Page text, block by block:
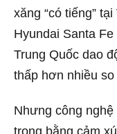
xăng “có tiếng”
Hyundai Santa
Trung Quốc dao
thấp hơn nhiều
Nhưng công